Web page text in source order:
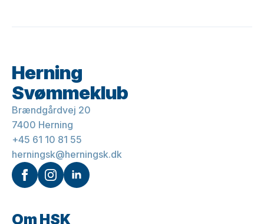
Herning
Svømmeklub
Brændgårdvej 20
7400 Herning
+45 61 10 81 55
herningsk@herningsk.dk
Om HSK